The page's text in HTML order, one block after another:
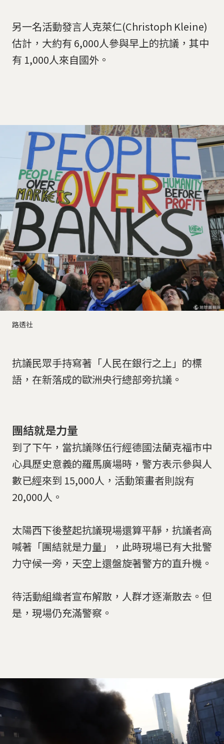
另一名活動發言人克萊仁(Christoph Kleine)
估計，大約有 6,000人參與早上的抗議，其中
有 1,000人來自國外。
路透社
抗議民眾手持寫著「人民在銀行之上」的標
語，在新落成的歐洲央行總部旁抗議。
團結就是力量
到了下午，當抗議隊伍行經德國法蘭克福市中
心具歷史意義的羅馬廣場時，警方表示參與人
數已經來到 15,000人，活動策畫者則說有
20,000人。
太陽西下後整起抗議現場還算平靜，抗議者高
喊著「團結就是力量」，此時現場已有大批警
力守候一旁，天空上還盤旋著警方的直升機。
待活動組織者宣布解散，人群才逐漸散去。但
是，現場仍充滿警察。